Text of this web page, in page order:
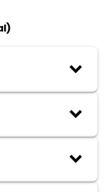
keyboard_arrow_down
keyboard_arrow_down
keyboard_arrow_down